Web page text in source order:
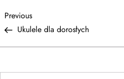
N
a
w
Previous
Post
Previous
Ukulele dla dorosłych